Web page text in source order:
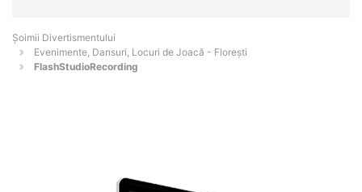
Şoimii Divertismentului
Evenimente, Dansuri, Locuri de Joacă - Floreşti
FlashStudioRecording